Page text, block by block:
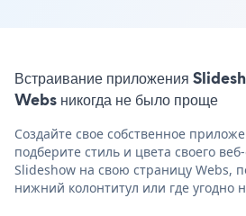
Встраивание приложения
Webs никогда не было проще
Создайте свое собственное
подберите стиль и цвета своего
Slideshow на свою страницу Webs,
нижний колонтитул или где угодно